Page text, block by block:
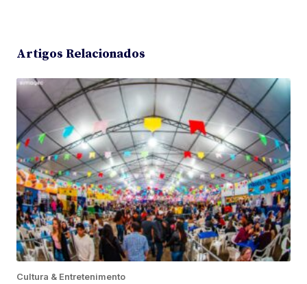
Artigos Relacionados
Cultura & Entretenimento